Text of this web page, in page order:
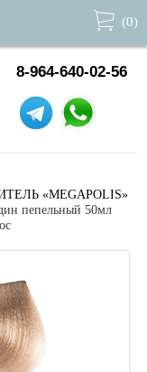
(0)
8-964-640-02-56
«MEGAPOLIS»
пепельный 50мл